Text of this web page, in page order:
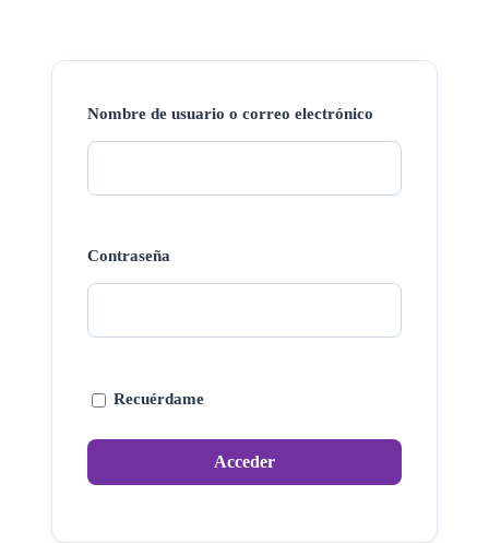
Nombre de usuario o correo electrónico
Contraseña
Recuérdame